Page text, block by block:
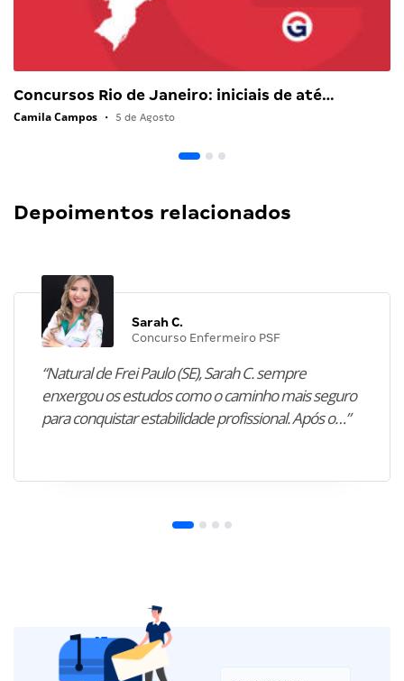
Concursos Rio de Janeiro: iniciais de até…
Camila Campos • 5 de Agosto
Depoimentos relacionados
Sarah C.
Concurso Enfermeiro PSF
“Natural de Frei Paulo (SE), Sarah C. sempre
enxergou os estudos como o caminho mais seguro
para conquistar estabilidade profissional. Após o…”